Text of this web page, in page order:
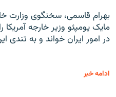
بهرام قاسمی، سخنگوی وزارت
مایک پومپئو وزیر خارجه
در امور ایران خواند و به
ادامه خبر